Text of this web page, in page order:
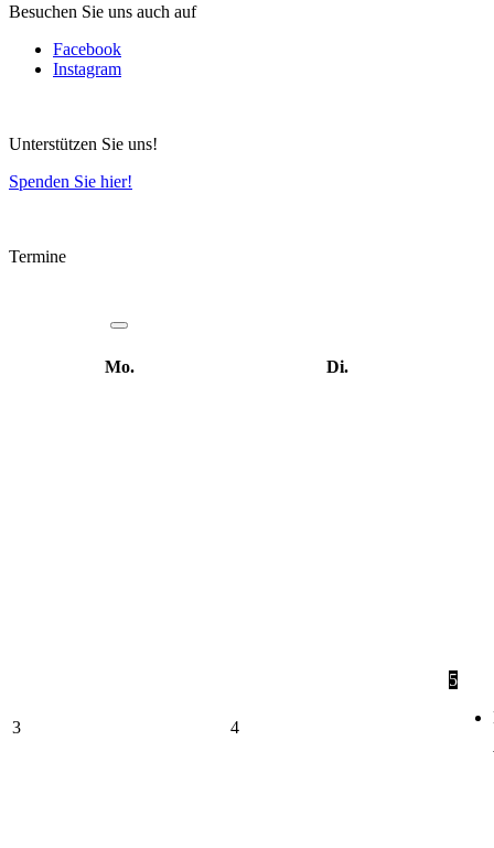
Besuchen Sie uns auch auf
Facebook
Instagram
Unterstützen Sie uns!
Spenden Sie hier!
Termine
Mo. Di.
3 4
5